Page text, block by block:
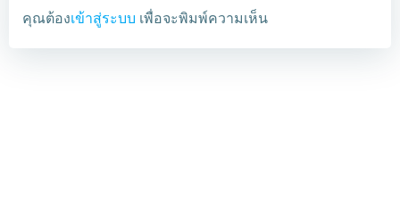
คุณต้องเข้าสู่ระบบ เพื่อจะพิมพ์ความเห็น